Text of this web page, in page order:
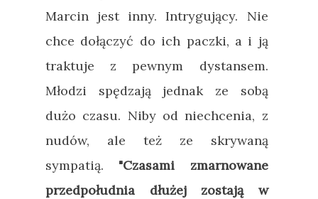
Marcin jest inny. Intrygujący. Nie
chce dołączyć do ich paczki, a i ją
traktuje z pewnym dystansem.
Młodzi spędzają jednak ze sobą
dużo czasu. Niby od niechcenia, z
nudów, ale też ze skrywaną
sympatią. "Czasami zmarnowane
przedpołudnia dłużej zostają w